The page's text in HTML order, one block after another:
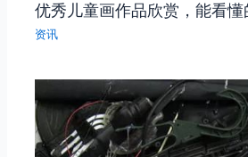
优秀儿童画作品欣赏，能看懂
资讯